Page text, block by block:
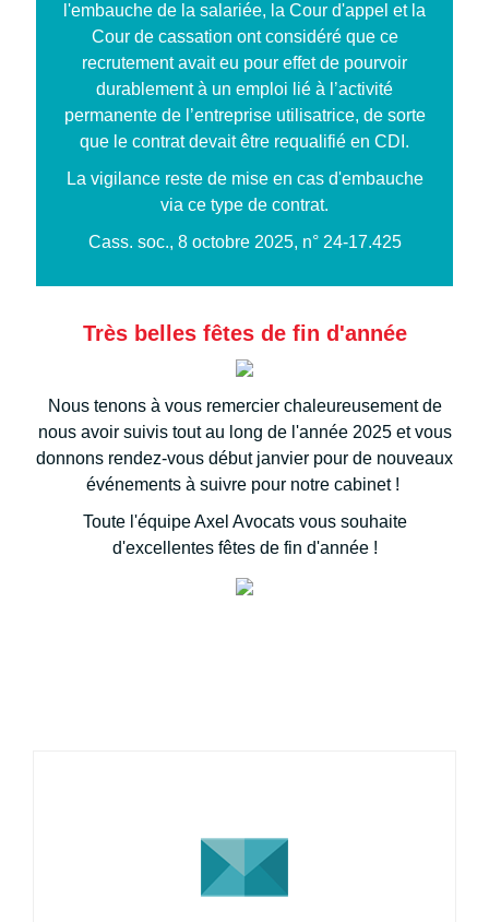
l'embauche de la salariée, la Cour d'appel et la
Cour de cassation ont considéré que ce
recrutement avait eu pour effet de pourvoir
durablement à un emploi lié à l’activité
permanente de l’entreprise utilisatrice, de sorte
que le contrat devait être requalifié en CDI.
La vigilance reste de mise en cas d'embauche
via ce type de contrat.
Cass. soc., 8 octobre 2025, n° 24-17.425
Très belles fêtes de fin d'année
Nous tenons à vous remercier chaleureusement de
nous avoir suivis tout au long de l'année 2025 et vous
donnons rendez-vous début janvier pour de nouveaux
événements à suivre pour notre cabinet !
Toute l'équipe Axel Avocats vous souhaite
d'excellentes fêtes de fin d'année !